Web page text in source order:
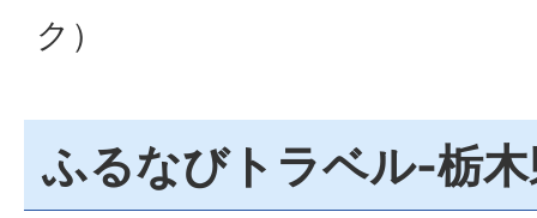
ク）
ふるなびトラベル-栃